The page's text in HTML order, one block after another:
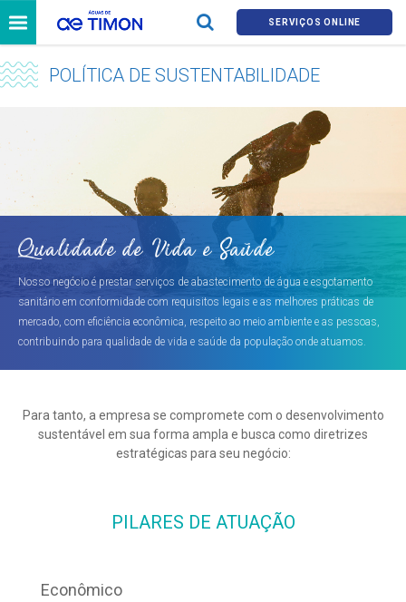
SERVIÇOS ONLINE
POLÍTICA DE SUSTENTABILIDADE
Qualidade de Vida e Saúde
Nosso negócio é prestar serviços de abastecimento de água e esgotamento
sanitário em conformidade com requisitos legais e as melhores práticas de
mercado, com eficiência econômica, respeito ao meio ambiente e as pessoas,
contribuindo para qualidade de vida e saúde da população onde atuamos.
Para tanto, a empresa se compromete com o desenvolvimento
sustentável em sua forma ampla e busca como diretrizes
estratégicas para seu negócio:
PILARES DE ATUAÇÃO
Econômico